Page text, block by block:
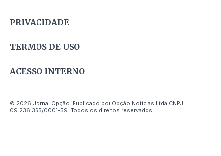
PRIVACIDADE
TERMOS DE USO
ACESSO INTERNO
© 2026 Jornal Opção. Publicado por Opção Notícias Ltda CNPJ
09.236.355/0001-59. Todos os direitos reservados.